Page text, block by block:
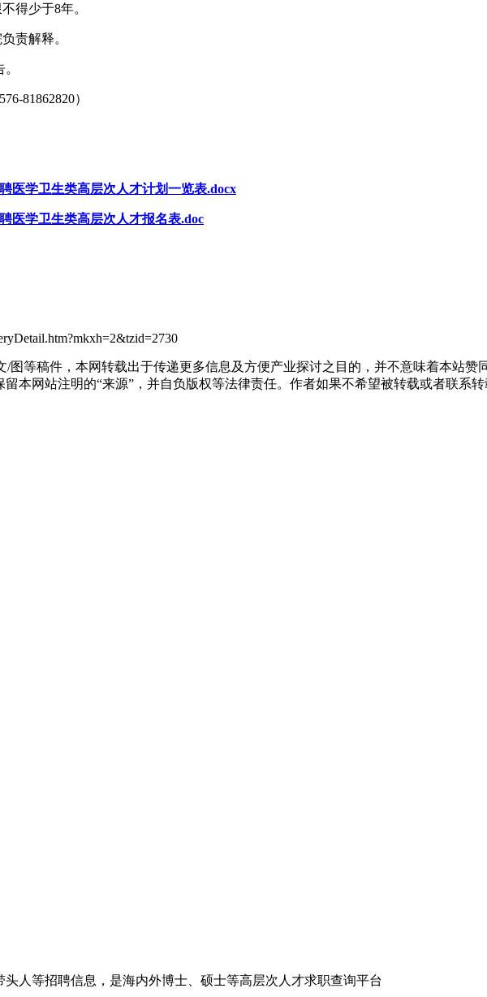
得少于8年。
责解释。
81862820）
医学卫生类高层次人才计划一览表.docx
医学卫生类高层次人才报名表.doc
图等稿件，本网转载出于传递更多信息及方便产业探讨之目的，并不意味着本站赞
本网站注明的“来源”，并自负版权等法律责任。作者如果不希望被转载或者联系转
人等招聘信息，是海内外博士、硕士等高层次人才求职查询平台